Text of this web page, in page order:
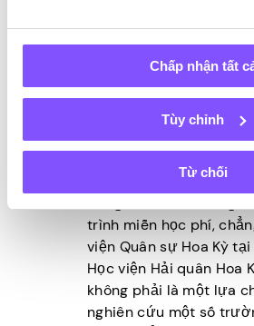
Chấp nhận tất
Tùy chỉnh
Từ chối
viên đang theo đuổi
Các chương trình này
một phần hoặc tất cả
phí, lệ phí và các chi
quan đến việc theo học
sau đại học.
miễn học phí:Một số
trình miễn học phí,
viện Quân sự Hoa Kỳ
Học viện Hải quân Hoa
không phải là một lựa
nghiên cứu một số